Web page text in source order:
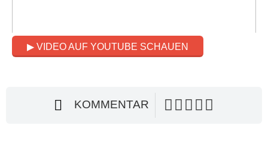
▶ VIDEO AUF YOUTUBE SCHAUEN
KOMMENTAR